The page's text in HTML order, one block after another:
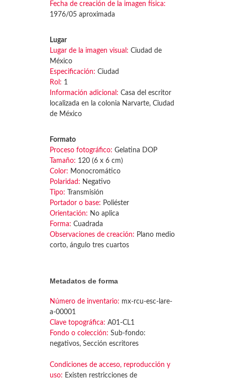
Fecha de creación de la imagen física:
1976/05 aproximada
Lugar
Lugar de la imagen visual: Ciudad de
México
Especificación: Ciudad
Rol: 1
Información adicional: Casa del escritor
localizada en la colonia Narvarte, Ciudad
de México
Formato
Proceso fotográfico: Gelatina DOP
Tamaño: 120 (6 x 6 cm)
Color: Monocromático
Polaridad: Negativo
Tipo: Transmisión
Portador o base: Poliéster
Orientación: No aplica
Forma: Cuadrada
Observaciones de creación: Plano medio
corto, ángulo tres cuartos
Metadatos de forma
Número de inventario: mx-rcu-esc-lare-
a-00001
Clave topográfica: A01-CL1
Fondo o colección: Sub-fondo:
negativos, Sección escritores
Condiciones de acceso, reproducción y
uso: Existen restricciones de